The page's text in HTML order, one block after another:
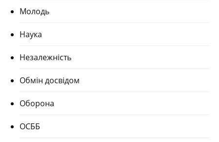
Молодь
Наука
Незалежність
Обмін досвідом
Оборона
ОСББ